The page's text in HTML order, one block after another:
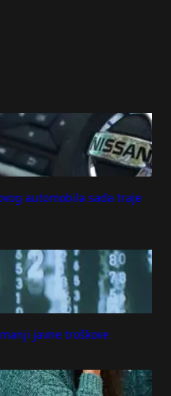
automobila sada traje
javne troškove